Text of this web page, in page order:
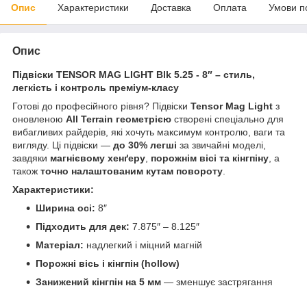
Опис Характеристики Доставка Оплата Умови
Опис
Підвіски TENSOR MAG LIGHT Blk 5.25 - 8″ – стиль,
легкість і контроль преміум-класу
Готові до професійного рівня? Підвіски Tensor Mag Light з
оновленою All Terrain геометрією створені спеціально для
вибагливих райдерів, які хочуть максимум контролю, ваги та
вигляду. Ці підвіски — до 30% легші за звичайні моделі,
завдяки магнієвому хенґеру порожнім вісі та кінгпіну , а
також точно налаштованим кутам повороту
Характеристики:
Ширина осі: 8″
Підходить для дек: 7.875″ – 8.125″
Матеріал: надлегкий і міцний магній
Порожні вісь і кінгпін (hollow)
Занижений кінгпін на 5 мм — зменшує застрягання